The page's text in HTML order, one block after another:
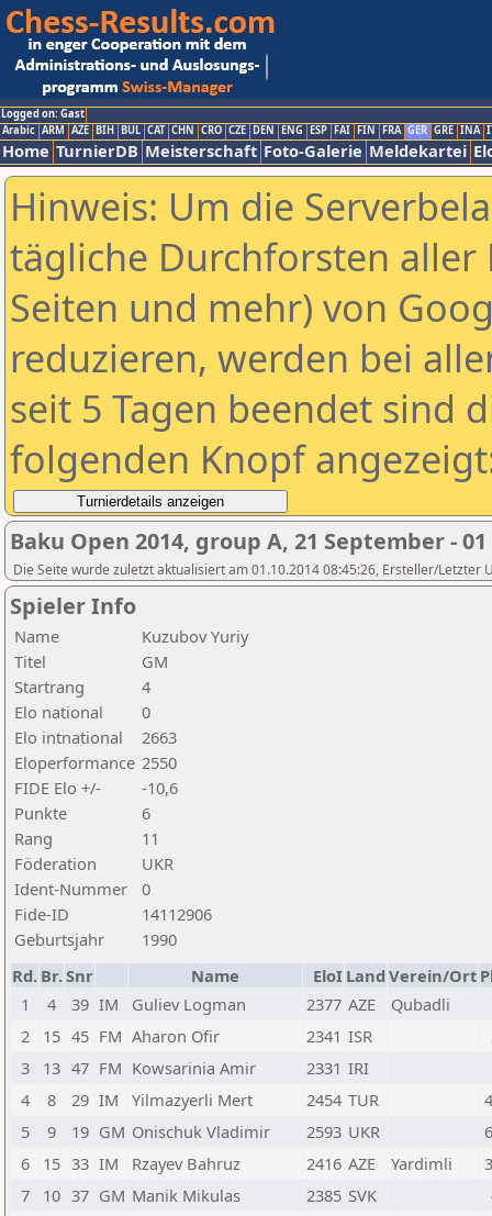
Logged on: Gast
Arabic ARM AZE BIH BUL CAT CHN CRO CZE DEN ENG ESP FAI FIN FRA GER GRE INA
Home TurnierDB Meisterschaft Foto-Galerie Meldekartei
Hinweis: Um die
tägliche Durchforsten aller
Seiten und mehr) von
reduzieren, werden bei
seit 5 Tagen beendet sind
folgenden Knopf
Baku Open 2014, group A, 21 September -
Die Seite wurde zuletzt aktualisiert am 01.10.2014 08:45:26, Ersteller/Letzter
Spieler Info
Name
Kuzubov Yuriy
Titel
GM
Startrang
4
Elo national
0
Elo intnational
2663
Eloperformance 2550
FIDE Elo +/-
-10,6
Punkte
6
Rang
11
Föderation
UKR
Ident-Nummer
0
Fide-ID
14112906
Geburtsjahr
1990
Rd. Br.Snr Name EloI Land Verein/Ort
1
4 39 IM Guliev Logman 2377 AZE Qubadli
2
15 45 FM Aharon Ofir 2341 ISR
3
13 47 FM Kowsarinia Amir 2331 IRI
4
8 29 IM Yilmazyerli Mert 2454 TUR
5
9 19 GM Onischuk Vladimir 2593 UKR
6
15 33 IM Rzayev Bahruz 2416 AZE Yardimli
7
10 37 GM Manik Mikulas 2385 SVK